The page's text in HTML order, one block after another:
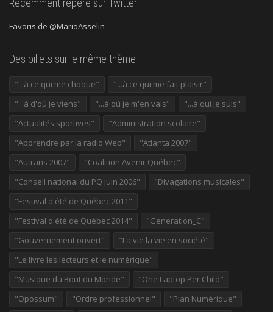
Récemment repéré sur Twitter
Favoris de @MarioAsselin
Des billets sur le même thème
"...à ce qui me choque"
"...à ce qui me fait plaisir"
"...à d'où je viens"
"...à où je m'en vais"
"...à qui je suis"
"Actualités sportives"
"Administration scolaire"
"Apprendre par la radio Web"
"Atlanta 2007"
"Autrans 2007"
"Coalition Avenir Québec"
"Conseil national du PQ juin 2006"
"Divagations musicales"
"Festival d'été de Québec 2011"
"Festival d'été de Québec 2014"
"Generation_C"
"Gouvernement ouvert"
"La vie la vie en société"
"Le livre les lecteurs et le numérique"
"Musique du Bout du Monde"
"One Laptop Per Child"
"Opossum"
"Ordre professionnel"
"Plan Numérique"